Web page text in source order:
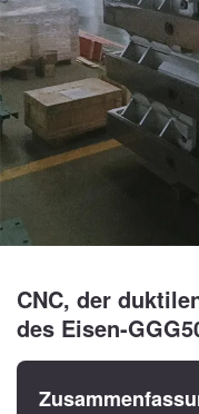
CNC, der
des Eisen-